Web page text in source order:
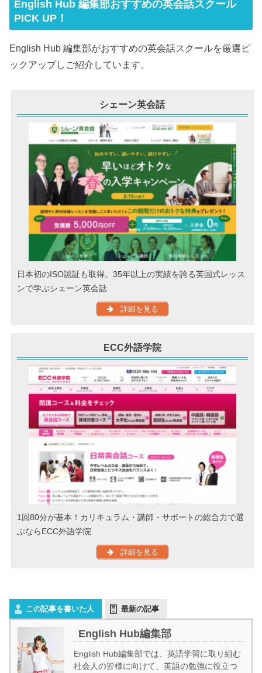
English Hub 編集部おすすめの英会話スクール
PICK UP！
English Hub 編集部がおすすめの英会話スクールを厳選ピ
ックアップしご紹介しています。
シェーン英会話
日本初のISO認証も取得。35年以上の実績を誇る英国式レッス
ンで学ぶシェーン英会話
詳細を見る
ECC外語学院
1回80分が基本！カリキュラム・講師・サポートの総合力で選
ぶならECC外語学院
詳細を見る
この記事を書いた人 最新の記事
English Hub編集部
English Hub編集部では、英語学習に取り組む
社会人の皆様に向けて、英語の勉強に役立つ